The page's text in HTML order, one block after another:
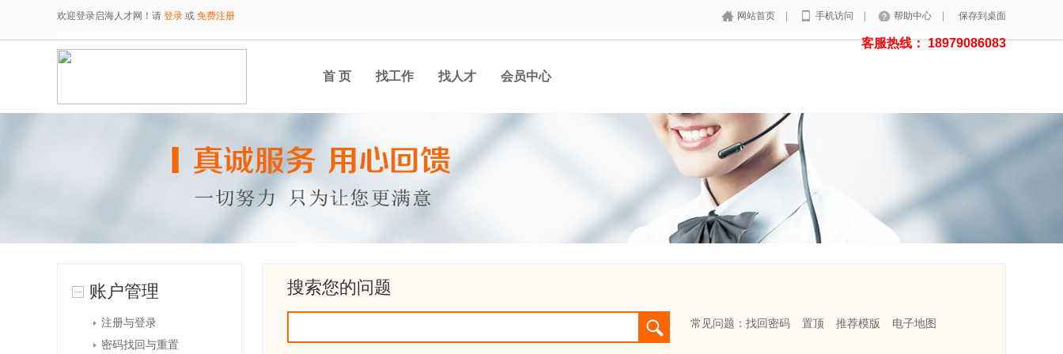
欢迎登录启海人才网！请 登录 或 免费注册 网站首页 手机访问 帮助中心 保存到桌面
客服热线： 18979086083
首 页 找工作 找人才 会员中心
账户管理
注册与登录
密码找回与重置
搜索您的问题
常见问题： 找回密码 置顶 推荐模版 电子地图